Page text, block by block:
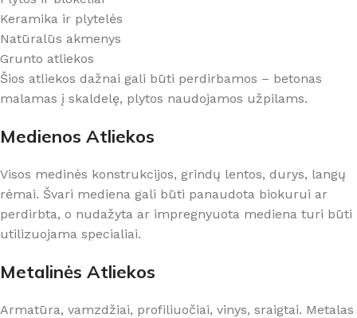
Keramika ir plytelės
Natūralūs akmenys
Grunto atliekos
Šios atliekos dažnai gali būti perdirbamos – betonas
malamas į skaldelę, plytos naudojamos užpilams.
Medienos Atliekos
Visos medinės konstrukcijos, grindų lentos, durys, langų
rėmai. Švari mediena gali būti panaudota biokurui ar
perdirbta, o nudažyta ar impregnyuota mediena turi būti
utilizuojama specialiai.
Metalinės Atliekos
Armatūra, vamzdžiai, profiliuočiai, vinys, sraigtai. Metalas